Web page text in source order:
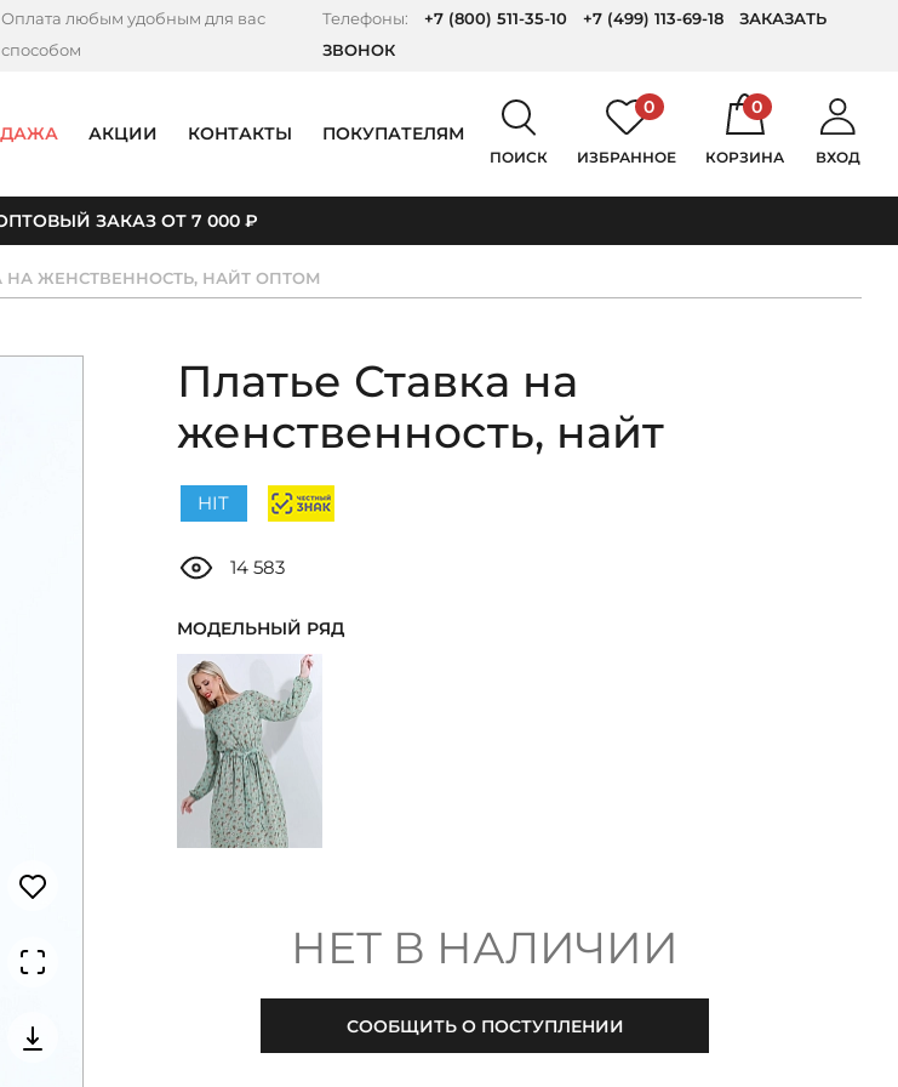
Оплата любым удобным для вас
способом
Телефоны: +7 (800) 511-35-10 +7 (499) 113-69-18
ЗАКАЗАТЬ
ЗВОНОК
АКЦИИ КОНТАКТЫ ПОКУПАТЕЛЯМ
ПОИСК
0
ИЗБРАННОЕ
0
КОРЗИНА ВХОД
ЗАКАЗ ОТ 7 000 ₽
НА ЖЕНСТВЕННОСТЬ, НАЙТ ОПТОМ
Платье Ставка на
женственность, найт
HIT
14 583
МОДЕЛЬНЫЙ РЯД
НЕТ В НАЛИЧИИ
СООБЩИТЬ О ПОСТУПЛЕНИИ